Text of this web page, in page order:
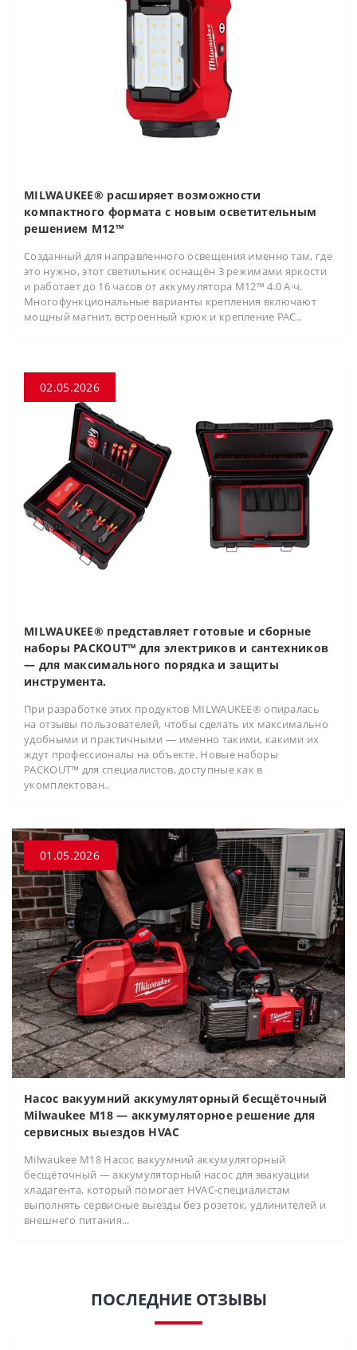
MILWAUKEE® расширяет возможности
компактного формата с новым осветительным
решением M12™
Созданный для направленного освещения именно там, где
это нужно, этот светильник оснащён 3 режимами яркости
и работает до 16 часов от аккумулятора M12™ 4.0 А·ч.
Многофункциональные варианты крепления включают
мощный магнит, встроенный крюк и крепление PAC..
02.05.2026
MILWAUKEE® представляет готовые и сборные
наборы PACKOUT™ для электриков и сантехников
— для максимального порядка и защиты
инструмента.
При разработке этих продуктов MILWAUKEE® опиралась
на отзывы пользователей, чтобы сделать их максимально
удобными и практичными — именно такими, какими их
ждут профессионалы на объекте. Новые наборы
PACKOUT™ для специалистов, доступные как в
укомплектован..
01.05.2026
Насос вакуумний аккумуляторный бесщёточный
Milwaukee M18 — аккумуляторное решение для
сервисных выездов HVAC
Milwaukee M18 Насос вакуумний аккумуляторный
бесщёточный — аккумуляторный насос для эвакуации
хладагента, который помогает HVAC-специалистам
выполнять сервисные выезды без розеток, удлинителей и
внешнего питания...
ПОСЛЕДНИЕ ОТЗЫВЫ